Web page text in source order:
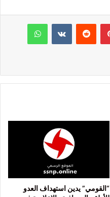
بينتيريست
“القومي” يدين استهداف العدو